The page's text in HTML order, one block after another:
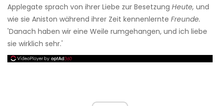
Applegate sprach von ihrer Liebe zur Besetzung Heute, und
wie sie Aniston während ihrer Zeit kennenlernte Freunde.
'Danach haben wir eine Weile rumgehangen, und ich liebe
sie wirklich sehr.'